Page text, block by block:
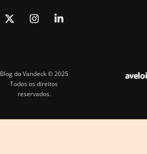
Blog do Vandeck © 2025
Todos os direitos
reservados.